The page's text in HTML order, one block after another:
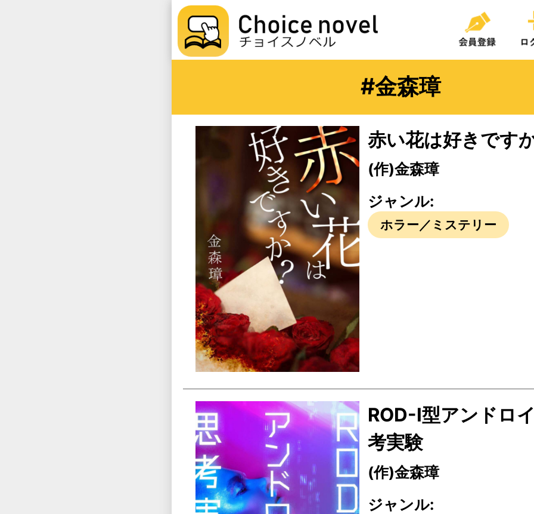
#金森璋
赤い花は好きです
(作)金森璋
ジャンル:
ホラー／ミステリー
ROD-I型アンドロ
考実験
(作)金森璋
ジャンル: